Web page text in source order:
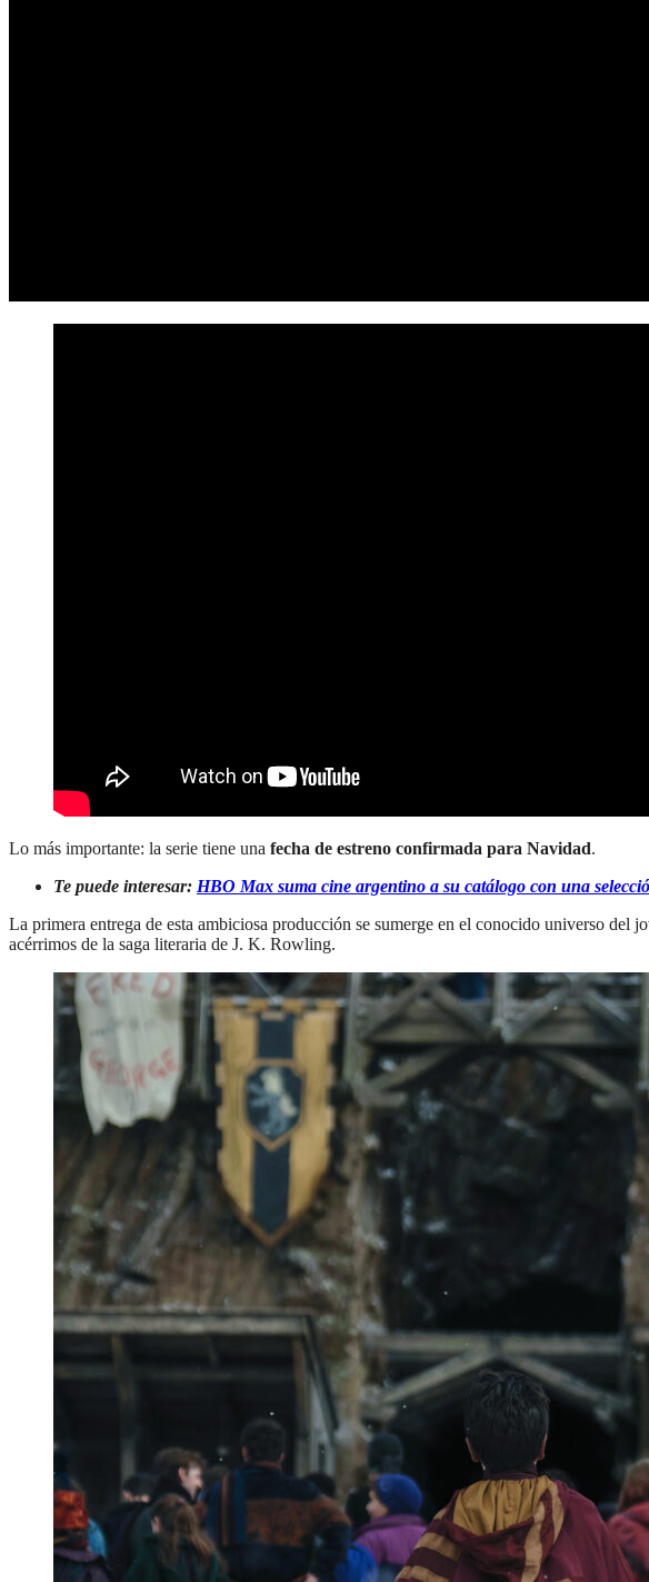
Lo más importante: la serie tiene una fecha de estreno confirmada para Navidad.
Te puede interesar: HBO Max suma cine argentino a su catálogo con una
La primera entrega de esta ambiciosa producción se sumerge en el conocido universo del
acérrimos de la saga literaria de J. K. Rowling.